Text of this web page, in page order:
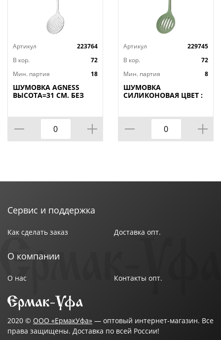
Артикул
223764
В кор.
72
Мин. партия
18
ШУМОВКА AGNESS
ВЫСОТА=31 СМ. БЕЗ
Артикул
229745
В кор.
72
Мин. партия
8
ШУМОВКА
СИЛИКОНОВАЯ ЦВЕТ :
Сервис и поддержка
Как сделать заказ Доставка опт.
О компании
О нас Контакты опт.
2020 © ООО «ЕрмакУфа» — оптовый интернет-магазин. Все
права защищены. Доставка по всей России!